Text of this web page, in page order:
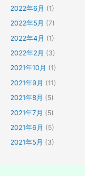
2022年6月 (1)
2022年5月 (7)
2022年4月 (1)
2022年2月 (3)
2021年10月 (1)
2021年9月 (11)
2021年8月 (5)
2021年7月 (5)
2021年6月 (5)
2021年5月 (3)